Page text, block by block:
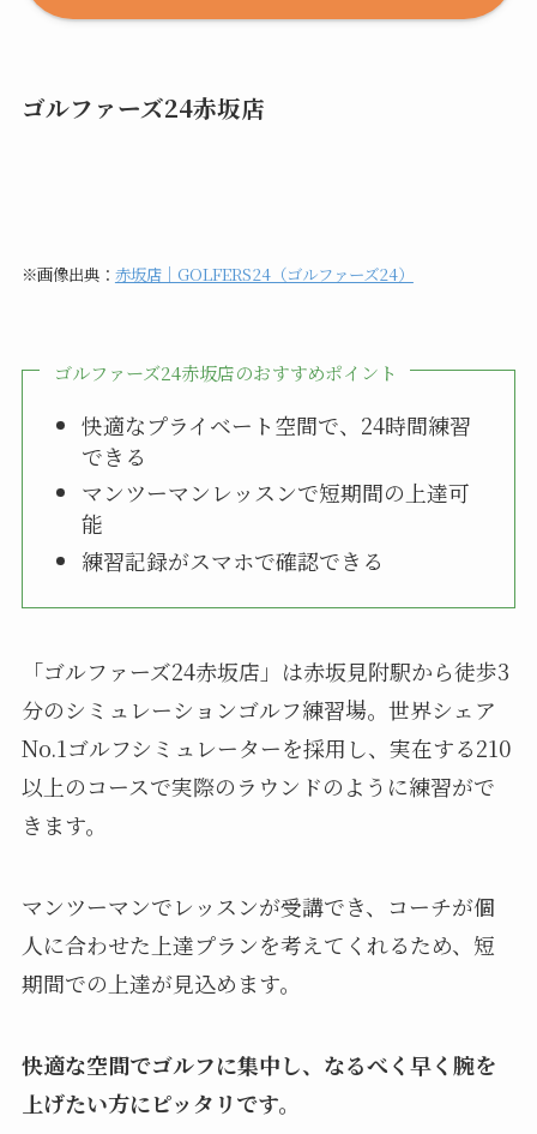
ゴルファーズ24赤坂店
※画像出典： 赤坂店｜GOLFERS24（ゴルファーズ24）
ゴルファーズ24赤坂店のおすすめポイント
快適なプライベート空間で、24時間練習
できる
マンツーマンレッスンで短期間の上達可
能
練習記録がスマホで確認できる
「ゴルファーズ24赤坂店」は赤坂見附駅から徒歩3
分のシミュレーションゴルフ練習場。世界シェア
No.1ゴルフシミュレーターを採用し、実在する210
以上のコースで実際のラウンドのように練習がで
きます。
マンツーマンでレッスンが受講でき、コーチが個
人に合わせた上達プランを考えてくれるため、短
期間での上達が見込めます。
快適な空間でゴルフに集中し、なるべく早く腕を
上げたい方にピッタリです。